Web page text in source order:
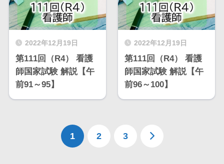
2022年12月19日
第111回（R4） 看護
師国家試験 解説【午
前91～95】
2022年12月19日
第111回（R4） 看護
師国家試験 解説【午
前96～100】
1 2 3